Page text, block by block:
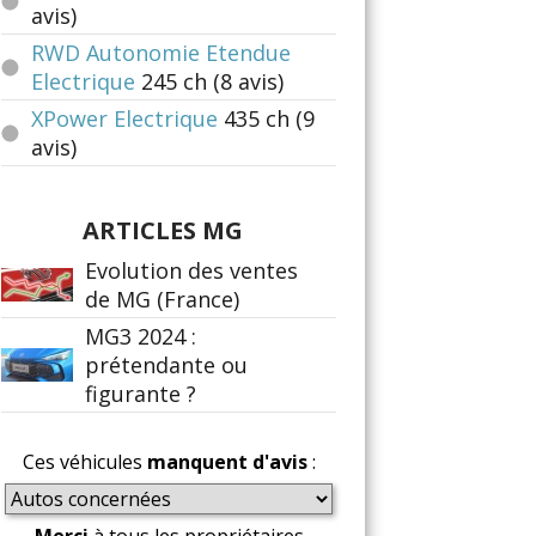
avis)
RWD Autonomie Etendue
Electrique 245 ch (8 avis)
XPower Electrique 435 ch (9
avis)
ARTICLES MG
Evolution des ventes
de MG (France)
MG3 2024 :
prétendante ou
figurante ?
Ces véhicules manquent d'avis: